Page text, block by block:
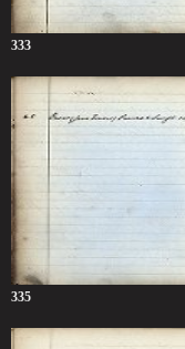
333
335